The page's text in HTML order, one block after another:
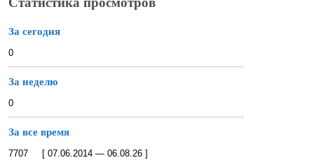
За сегодня
0
За неделю
0
За все время
7707 [ 07.06.2014 — 06.08.26 ]